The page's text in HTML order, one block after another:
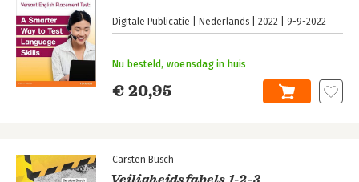
Digitale Publicatie Nederlands 2022 9-9-2022
€ 20,95
Nu besteld, woensdag in huis
Carsten Busch